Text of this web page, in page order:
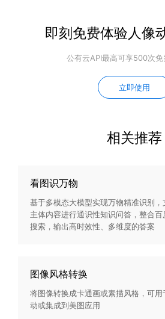
即刻免费体验人像
公有云API最高可享500次
立即使用
相关推荐
看图识万物
基于多模态大模型实现万物精准识别，
主体内容进行通识性知识问答，整合
搜索，输出高时效性、多维度的答案
图像风格转换
将图像转换成卡通画或素描风格，可
动或集成到美图应用